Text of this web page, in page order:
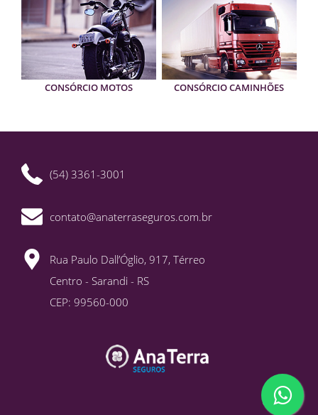
CONSÓRCIO MOTOS CONSÓRCIO CAMINHÕES
(54) 3361-3001
contato@anaterraseguros.com.br
Rua Paulo Dall’Óglio, 917, Térreo
Centro - Sarandi - RS
CEP: 99560-000